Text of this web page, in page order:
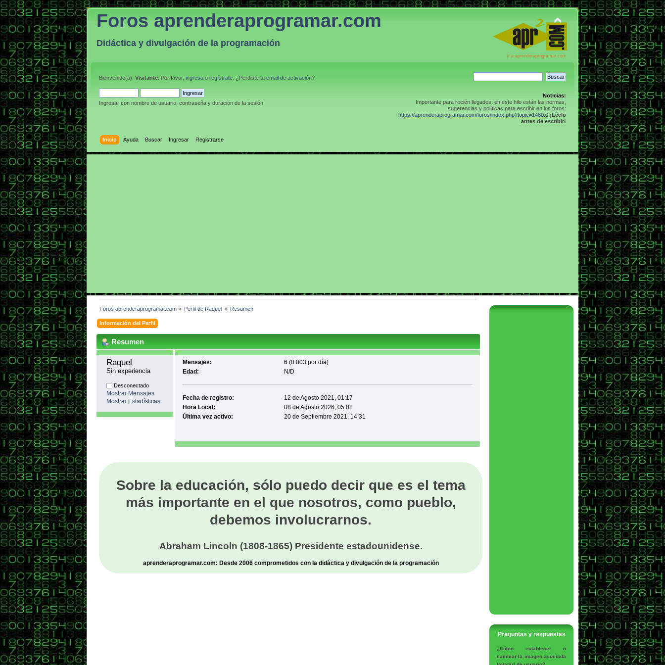
Foros aprenderaprogramar.com
Didáctica y divulgación de la programación
Ir a aprenderaprogramar.com
Bienvenido(a), Visitante . Por favor, ingresa o regístrate . ¿Perdiste tu email de activación?
Ingresar con nombre de usuario, contraseña y duración de la sesión
Noticias:
Importante para recién llegados: en este hilo están las normas,
sugerencias y políticas para escribir en los foros:
https://aprenderaprogramar.com/foros/index.php?topic=1460.0 ¡Léelo
antes de escribir!
Inicio Ayuda Buscar Ingresar Registrarse
Foros aprenderaprogramar.com » Perfil de Raquel » Resumen
Información del Perfil
Resumen
Raquel
Sin experiencia
Desconectado
Mostrar Mensajes
Mostrar Estadísticas
Mensajes:
6 (0.003 por día)
Edad:
N/D
Fecha de registro:
12 de Agosto 2021, 01:17
Hora Local:
08 de Agosto 2026, 05:02
Última vez activo:
20 de Septiembre 2021, 14:31
Sobre la educación, sólo puedo decir que es el tema
más importante en el que nosotros, como pueblo,
debemos involucrarnos.
Abraham Lincoln (1808-1865) Presidente estadounidense.
aprenderaprogramar.com: Desde 2006 comprometidos con la didáctica y divulgación de la programación
Preguntas y respuestas
¿Cómo establecer o
cambiar la imagen asociada